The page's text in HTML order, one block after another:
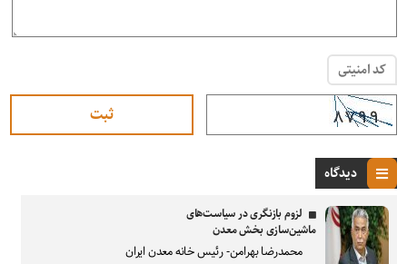
کد امنیتی
دیدگاه
لزوم بازنگری در سیاست‌های
ماشین‌سازی بخش معدن
محمدرضا بهرامن- رئیس خانه معدن ایران